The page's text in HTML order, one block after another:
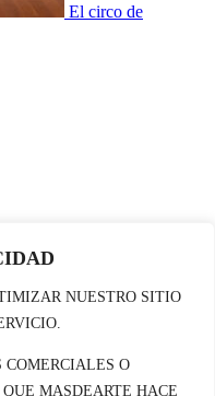
NUESTRO SITIO
O
MASDEARTE HACE
El circo de